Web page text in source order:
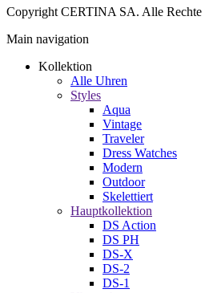
Copyright CERTINA SA. Alle Rechte
Main navigation
Kollektion
Alle Uhren
Styles
Aqua
Vintage
Traveler
Dress Watches
Modern
Outdoor
Skelettiert
Hauptkollektion
DS Action
DS PH
DS-X
DS-2
DS-1